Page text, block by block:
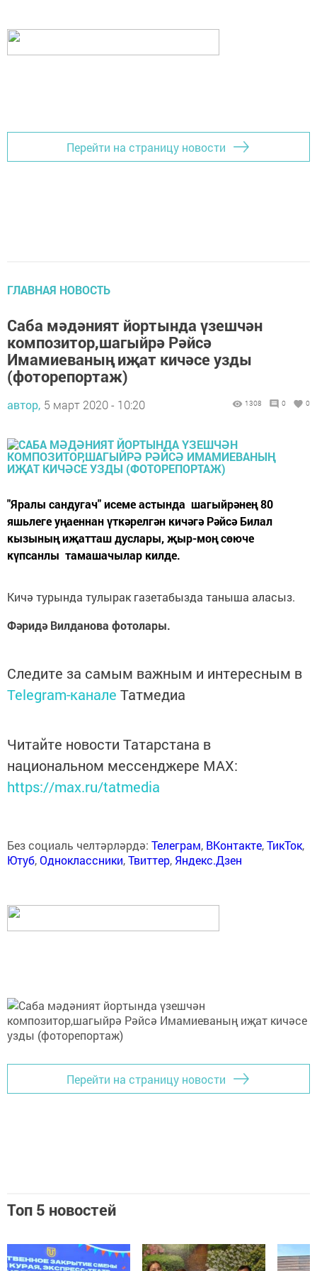
Перейти на страницу новости
ГЛАВНАЯ НОВОСТЬ
Саба мәдәният йортында үзешчән
композитор,шагыйрә Рәйсә
Имамиеваның иҗат кичәсе узды
(фоторепортаж)
автор, 5 март 2020 - 10:20 1308 0 0
"Яралы сандугач" исеме астында шагыйрәнең 80
яшьлеге уңаеннан үткәрелгән кичәгә Рәйсә Билал
кызының иҗатташ дуслары, җыр-моң сөюче
күпсанлы тамашачылар килде.
Кичә турында тулырак газетабызда таныша аласыз.
Фәридә Вилданова фотолары.
Следите за самым важным и интересным в
Telegram-канале Татмедиа
Читайте новости Татарстана в
национальном мессенджере MАХ:
https://max.ru/tatmedia
Без социаль челтәрләрдә: Телеграм, ВКонтакте,ТикТок,
Ютуб,Одноклассники,Твиттер, Яндекс.Дзен
Перейти на страницу новости
Топ 5 новостей